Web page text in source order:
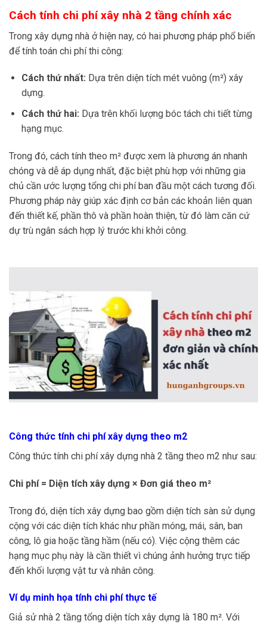
Cách tính chi phí xây nhà 2 tầng chính xác
Trong xây dựng nhà ở hiện nay, có hai phương pháp phổ biến
để tính toán chi phí thi công:
Cách thứ nhất: Dựa trên diện tích mét vuông (m²) xây
dựng.
Cách thứ hai: Dựa trên khối lượng bóc tách chi tiết từng
hạng mục.
Trong đó, cách tính theo m² được xem là phương án nhanh
chóng và dễ áp dụng nhất, đặc biệt phù hợp với những gia
chủ cần ước lượng tổng chi phí ban đầu một cách tương đối.
Phương pháp này giúp xác định cơ bản các khoản liên quan
đến thiết kế, phần thô và phần hoàn thiện, từ đó làm căn cứ
dự trù ngân sách hợp lý trước khi khởi công.
Công thức tính chi phí xây dựng theo m2
Công thức tính chi phí xây dựng nhà 2 tầng theo m2 như sau:
Chi phí = Diện tích xây dựng × Đơn giá theo m²
Trong đó, diện tích xây dựng bao gồm diện tích sàn sử dụng
cộng với các diện tích khác như phần móng, mái, sân, ban
công, lô gia hoặc tầng hầm (nếu có). Việc cộng thêm các
hạng mục phụ này là cần thiết vì chúng ảnh hưởng trực tiếp
đến khối lượng vật tư và nhân công.
Ví dụ minh họa tính chi phí thực tế
Giả sử nhà 2 tầng tổng diện tích xây dựng là 180 m². Với